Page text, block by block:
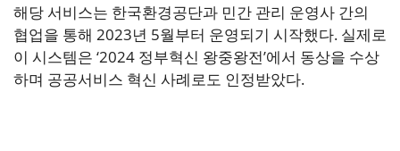
해당 서비스는 한국환경공단과 민간 관리 운영사 간의
협업을 통해 2023년 5월부터 운영되기 시작했다. 실제로
이 시스템은 ‘2024 정부혁신 왕중왕전’에서 동상을 수상
하며 공공서비스 혁신 사례로도 인정받았다.